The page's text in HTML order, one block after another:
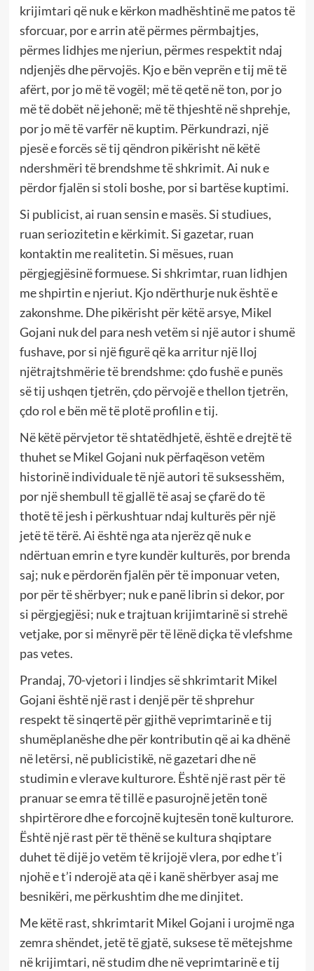
krijimtari që nuk e kërkon madhështinë me patos të
sforcuar, por e arrin atë përmes përmbajtjes,
përmes lidhjes me njeriun, përmes respektit ndaj
ndjenjës dhe përvojës. Kjo e bën veprën e tij më të
afërt, por jo më të vogël; më të qetë në ton, por jo
më të dobët në jehonë; më të thjeshtë në shprehje,
por jo më të varfër në kuptim. Përkundrazi, një
pjesë e forcës së tij qëndron pikërisht në këtë
ndershmëri të brendshme të shkrimit. Ai nuk e
përdor fjalën si stoli boshe, por si bartëse kuptimi.
Si publicist, ai ruan sensin e masës. Si studiues,
ruan seriozitetin e kërkimit. Si gazetar, ruan
kontaktin me realitetin. Si mësues, ruan
përgjegjësinë formuese. Si shkrimtar, ruan lidhjen
me shpirtin e njeriut. Kjo ndërthurje nuk është e
zakonshme. Dhe pikërisht për këtë arsye, Mikel
Gojani nuk del para nesh vetëm si një autor i shumë
fushave, por si një figurë që ka arritur një lloj
njëtrajtshmërie të brendshme: çdo fushë e punës
së tij ushqen tjetrën, çdo përvojë e thellon tjetrën,
çdo rol e bën më të plotë profilin e tij.
Në këtë përvjetor të shtatëdhjetë, është e drejtë të
thuhet se Mikel Gojani nuk përfaqëson vetëm
historinë individuale të një autori të suksesshëm,
por një shembull të gjallë të asaj se çfarë do të
thotë të jesh i përkushtuar ndaj kulturës për një
jetë të tërë. Ai është nga ata njerëz që nuk e
ndërtuan emrin e tyre kundër kulturës, por brenda
saj; nuk e përdorën fjalën për të imponuar veten,
por për të shërbyer; nuk e panë librin si dekor, por
si përgjegjësi; nuk e trajtuan krijimtarinë si strehë
vetjake, por si mënyrë për të lënë diçka të vlefshme
pas vetes.
Prandaj, 70-vjetori i lindjes së shkrimtarit Mikel
Gojani është një rast i denjë për të shprehur
respekt të sinqertë për gjithë veprimtarinë e tij
shumëplanëshe dhe për kontributin që ai ka dhënë
në letërsi, në publicistikë, në gazetari dhe në
studimin e vlerave kulturore. Është një rast për të
pranuar se emra të tillë e pasurojnë jetën tonë
shpirtërore dhe e forcojnë kujtesën tonë kulturore.
Është një rast për të thënë se kultura shqiptare
duhet të dijë jo vetëm të krijojë vlera, por edhe t’i
njohë e t’i nderojë ata që i kanë shërbyer asaj me
besnikëri, me përkushtim dhe me dinjitet.
Me këtë rast, shkrimtarit Mikel Gojani i urojmë nga
zemra shëndet, jetë të gjatë, suksese të mëtejshme
në krijimtari, në studim dhe në veprimtarinë e tij